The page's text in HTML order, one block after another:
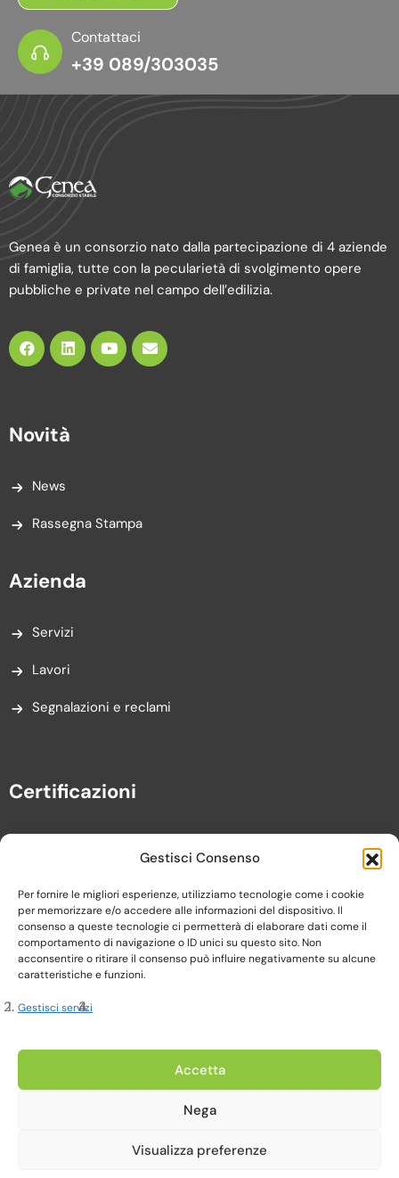
Gestisci Consenso
Per fornire le migliori esperienze, utilizziamo tecnologie come i cookie
per memorizzare e/o accedere alle informazioni del dispositivo. Il
consenso a queste tecnologie ci permetterà di elaborare dati come il
comportamento di navigazione o ID unici su questo sito. Non
acconsentire o ritirare il consenso può influire negativamente su alcune
caratteristiche e funzioni.
Gestisci servizi
Accetta
Nega
Visualizza preferenze
Contattaci
+39 089/303035
Genea è un consorzio nato dalla partecipazione di 4 aziende
di famiglia, tutte con la pecularietà di svolgimento opere
pubbliche e private nel campo dell’edilizia.
Novità
News
Rassegna Stampa
Azienda
Servizi
Lavori
Segnalazioni e reclami
Certificazioni
Copyright 2023, Cardine srl. All Rights Reserved
Cookie Policy |
Realizzato da Web-Arte.it